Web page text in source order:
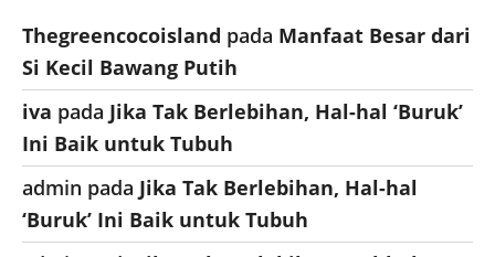
Thegreencocoisland pada Manfaat Besar dari
Si Kecil Bawang Putih
iva pada Jika Tak Berlebihan, Hal-hal ‘Buruk’
Ini Baik untuk Tubuh
admin pada Jika Tak Berlebihan, Hal-hal
‘Buruk’ Ini Baik untuk Tubuh